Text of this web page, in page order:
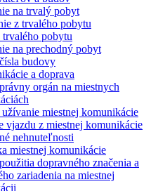
na trvalý pobyt
z trvalého pobytu
trvalého pobytu
na prechodný pobyt
budovy
a doprava
orgán na miestnych
užívanie miestnej komunikácie
vjazdu z miestnej komunikácie
nehnuteľnosti
miestnej komunikácie
dopravného značenia a
zariadenia na miestnej